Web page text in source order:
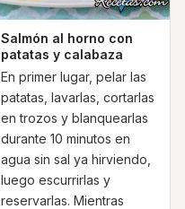
Salmón al horno con
patatas y calabaza
En primer lugar, pelar las
patatas, lavarlas, cortarlas
en trozos y blanquearlas
durante 10 minutos en
agua sin sal ya hirviendo,
luego escurrirlas y
reservarlas. Mientras